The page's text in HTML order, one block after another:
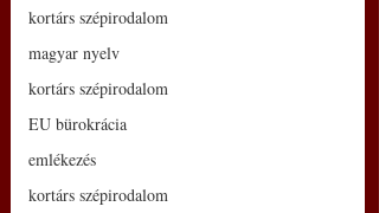
kortárs szépirodalom
magyar nyelv
kortárs szépirodalom
EU bürokrácia
emlékezés
kortárs szépirodalom